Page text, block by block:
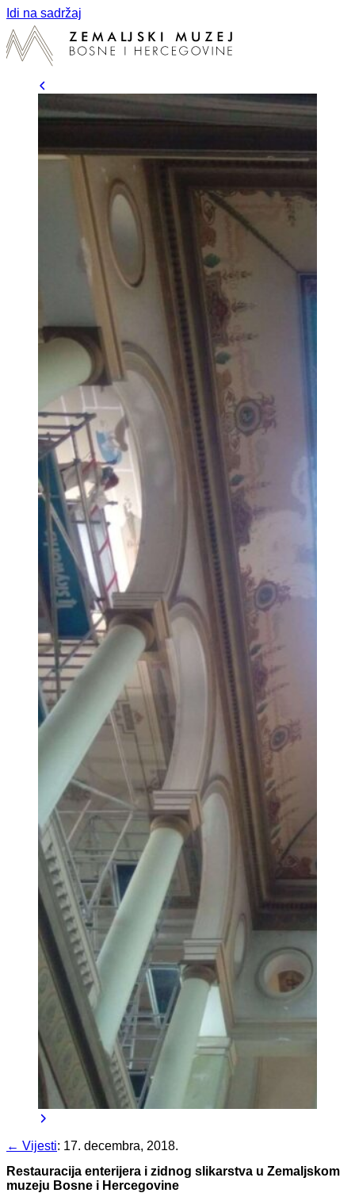
Idi na sadržaj
← Vijesti: 17. decembra, 2018.
Restauracija enterijera i zidnog slikarstva u Zemaljskom
muzeju Bosne i Hercegovine